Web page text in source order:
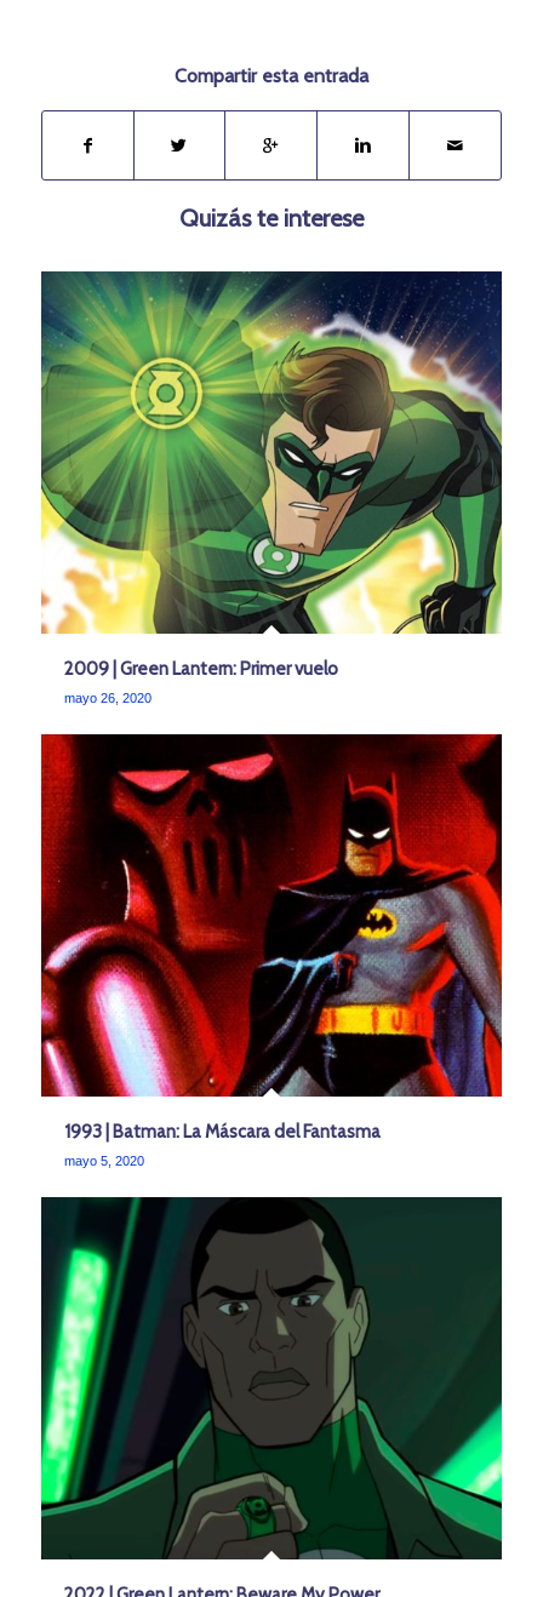
Compartir esta entrada
Quizás te interese
2009 | Green Lantern: Primer vuelo
mayo 26, 2020
1993 | Batman: La Máscara del Fantasma
mayo 5, 2020